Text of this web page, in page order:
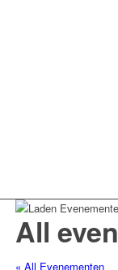
All
« All Evenementen